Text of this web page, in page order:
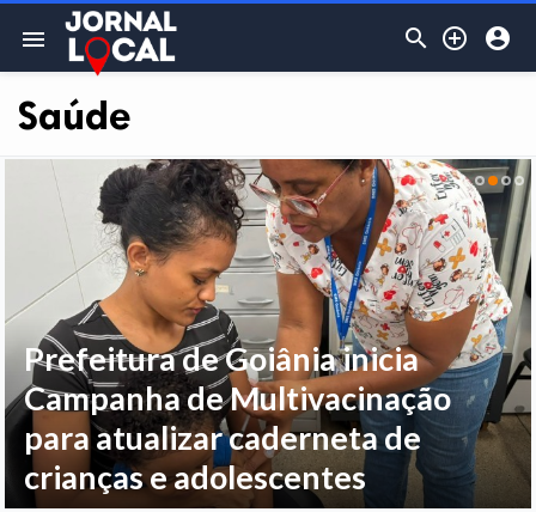
menu   
Saúde
Prefeitura de Goiânia inicia
Campanha de Multivacinação
para atualizar caderneta de
crianças e adolescentes